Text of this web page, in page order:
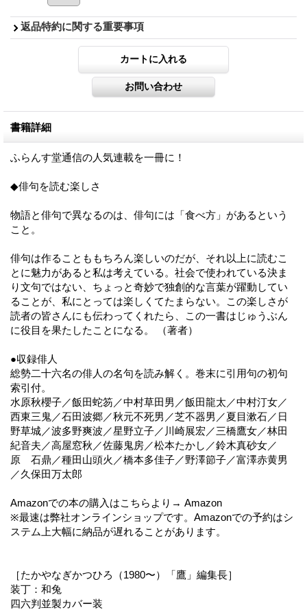
返品特約に関する重要事項
書籍詳細
ふらんす堂通信の人気連載を一冊に！
◆俳句を読む楽しさ
物語と俳句で異なるのは、俳句には「食べ方」があるという
こと。
俳句は作ることももちろん楽しいのだが、それ以上に読むこ
とに魅力があると私は考えている。社会で使われている決ま
り文句ではない、ちょっと奇妙で独創的な言葉が躍動してい
ることが、私にとっては楽しくてたまらない。この楽しさが
読者の皆さんにも伝わってくれたら、この一書はじゅうぶん
に役目を果たしたことになる。 （著者）
●収録俳人
総勢二十六名の俳人の名句を読み解く。巻末に引用句の初句
索引付。
水原秋櫻子／飯田蛇笏／中村草田男／飯田龍太／中村汀女／
西東三鬼／石田波郷／秋元不死男／芝不器男／夏目漱石／日
野草城／波多野爽波／星野立子／川崎展宏／三橋鷹女／林田
紀音夫／高屋窓秋／佐藤鬼房／松本たかし／鈴木真砂女／
原 石鼎／種田山頭火／橋本多佳子／野澤節子／富澤赤黄男
／久保田万太郎
Amazonでの本の購入はこちらより→ Amazon
※最速は弊社オンラインショップです。Amazonでの予約はシ
ステム上大幅に納品が遅れることがあります。
［たかやなぎかつひろ（1980〜）「鷹」編集長］
装丁：和兔
四六判並製カバー装